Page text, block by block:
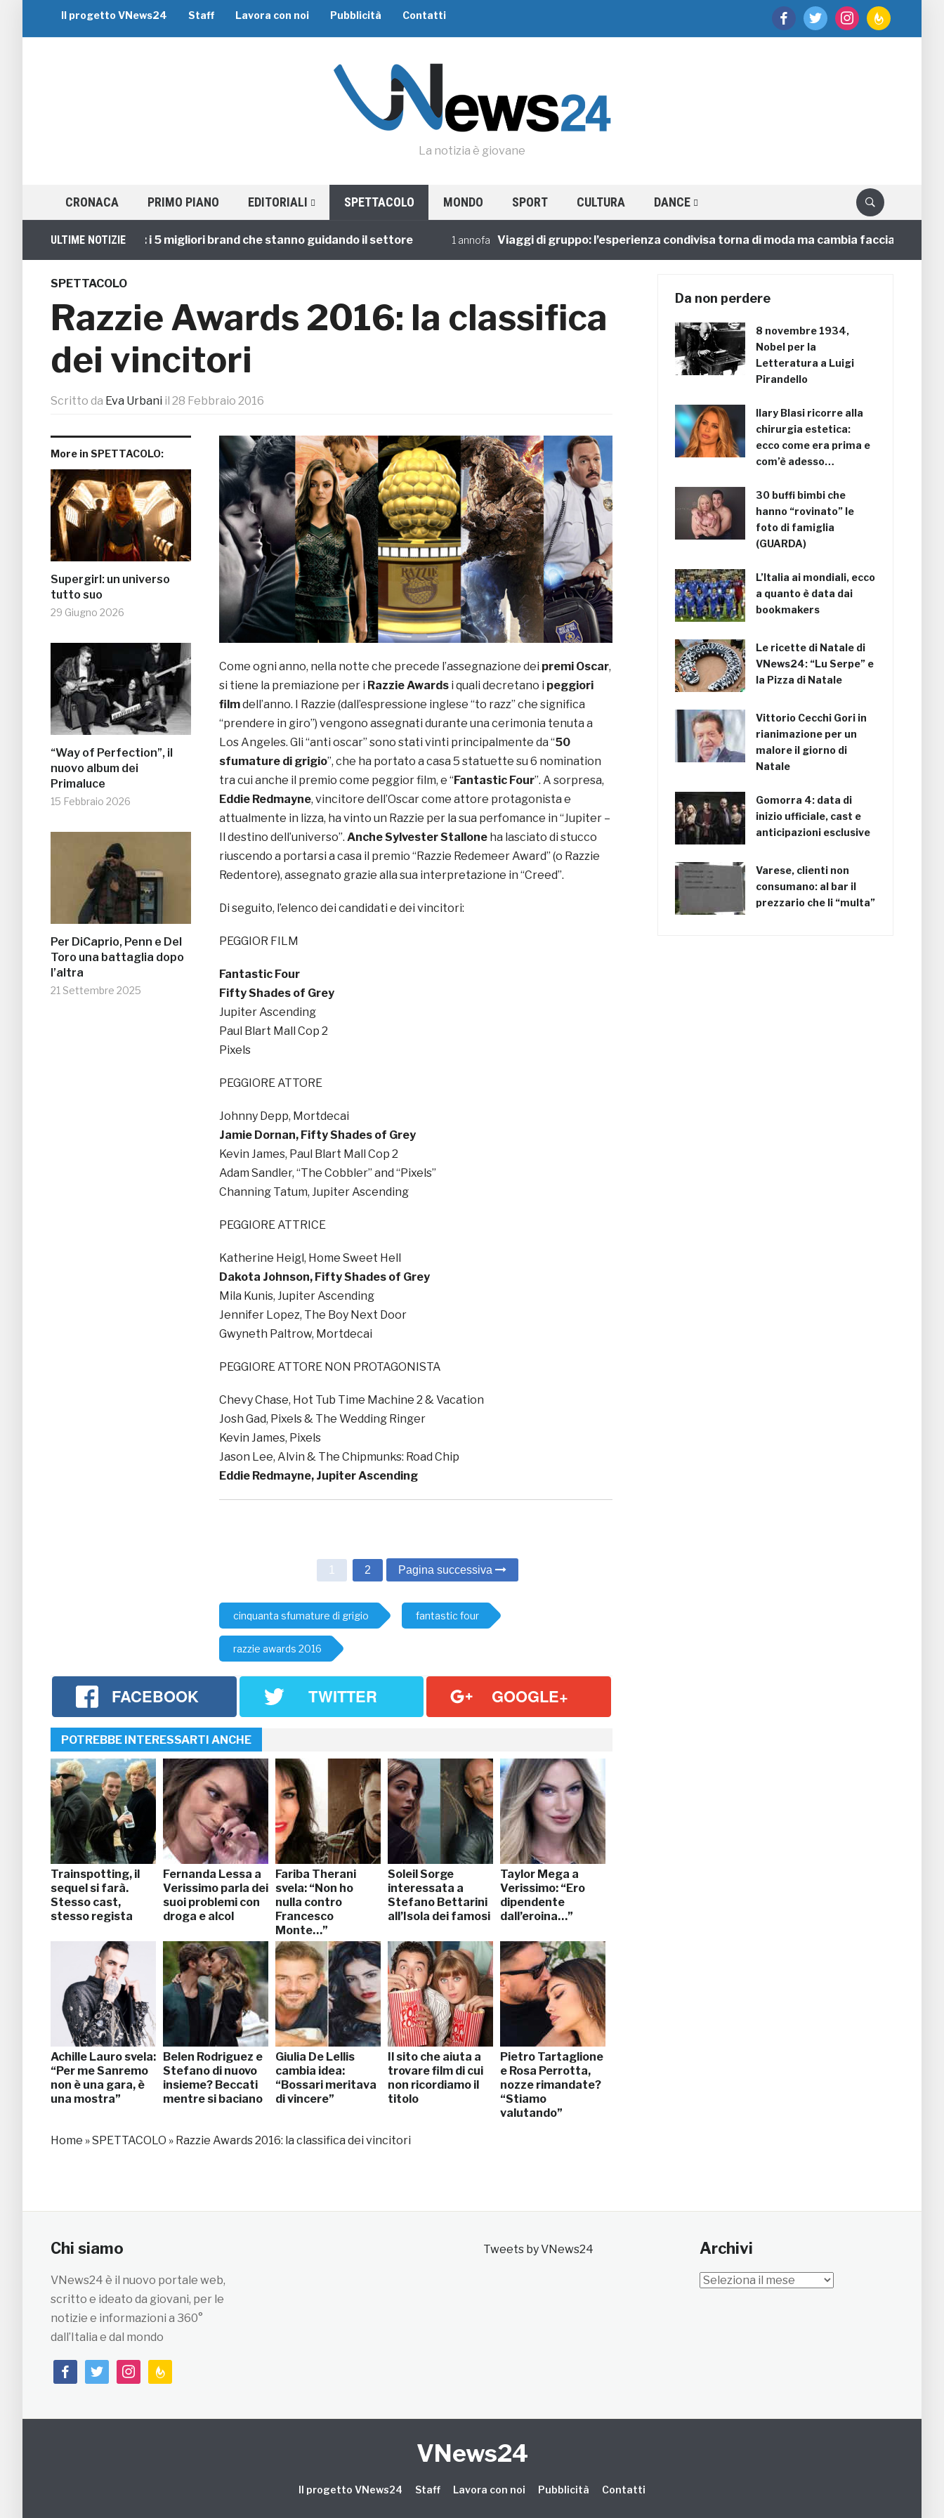
facebooktwitter instagramfeedburner
Il progetto VNews24 Staff Lavora con noi Pubblicità Contatti
La notizia è giovane
CRONACA PRIMO PIANO EDITORIALI SPETTACOLO MONDO SPORT CULTURA DANCE
ULTIME NOTIZIE
Viaggi di Gruppo: i 5 migliori brand che stanno guidando il settore 1 annofa Viaggi di gruppo: l’esperienza condivisa torna di moda ma cambia faccia
SPETTACOLO
Razzie Awards 2016: la classifica
dei vincitori
Scritto da Eva Urbani il 28 Febbraio 2016
More in SPETTACOLO:
Supergirl: un universo
tutto suo
29 Giugno 2026
“Way of Perfection”, il
nuovo album dei
Primaluce
15 Febbraio 2026
Per DiCaprio, Penn e Del
Toro una battaglia dopo
l’altra
21 Settembre 2025
Come ogni anno, nella notte che precede l’assegnazione dei premi Oscar,
si tiene la premiazione per i Razzie Awards i quali decretano i peggiori
filmdell’anno. I Razzie (dall’espressione inglese “to razz” che significa
“prendere in giro”) vengono assegnati durante una cerimonia tenuta a
Los Angeles. Gli “anti oscar” sono stati vinti principalmente da “50
sfumature di grigio”, che ha portato a casa 5 statuette su 6 nomination
tra cui anche il premio come peggior film, e “Fantastic Four”. A sorpresa,
Eddie Redmayne, vincitore dell’Oscar come attore protagonista e
attualmente in lizza, ha vinto un Razzie per la sua perfomance in “Jupiter –
Il destino dell’universo”. Anche Sylvester Stallone ha lasciato di stucco
riuscendo a portarsi a casa il premio “Razzie Redemeer Award” (o Razzie
Redentore), assegnato grazie alla sua interpretazione in “Creed”.
Di seguito, l’elenco dei candidati e dei vincitori:
PEGGIOR FILM
Fantastic Four
Fifty Shades of Grey
Jupiter Ascending
Paul Blart Mall Cop 2
Pixels
PEGGIORE ATTORE
Johnny Depp, Mortdecai
Jamie Dornan, Fifty Shades of Grey
Kevin James, Paul Blart Mall Cop 2
Adam Sandler, “The Cobbler” and “Pixels”
Channing Tatum, Jupiter Ascending
PEGGIORE ATTRICE
Katherine Heigl, Home Sweet Hell
Dakota Johnson, Fifty Shades of Grey
Mila Kunis, Jupiter Ascending
Jennifer Lopez, The Boy Next Door
Gwyneth Paltrow, Mortdecai
PEGGIORE ATTORE NON PROTAGONISTA
Chevy Chase, Hot Tub Time Machine 2 & Vacation
Josh Gad, Pixels & The Wedding Ringer
Kevin James, Pixels
Jason Lee, Alvin & The Chipmunks: Road Chip
Eddie Redmayne, Jupiter Ascending
1 2 Pagina successiva
cinquanta sfumature di grigio fantastic four
razzie awards 2016
FACEBOOK TWITTER GOOGLE+
POTREBBE INTERESSARTI ANCHE
Trainspotting, il
sequel si farà.
Stesso cast,
stesso regista
Fernanda Lessa a
Verissimo parla dei
suoi problemi con
droga e alcol
Fariba Therani
svela: “Non ho
nulla contro
Francesco
Monte…”
Soleil Sorge
interessata a
Stefano Bettarini
all’Isola dei famosi
Taylor Mega a
Verissimo: “Ero
dipendente
dall’eroina…”
Achille Lauro svela:
“Per me Sanremo
non è una gara, è
una mostra”
Belen Rodriguez e
Stefano di nuovo
insieme? Beccati
mentre si baciano
Giulia De Lellis
cambia idea:
“Bossari meritava
di vincere”
Il sito che aiuta a
trovare film di cui
non ricordiamo il
titolo
Pietro Tartaglione
e Rosa Perrotta,
nozze rimandate?
“Stiamo
valutando”
Home »SPETTACOLO » Razzie Awards 2016: la classifica dei vincitori
Da non perdere
8 novembre 1934,
Nobel per la
Letteratura a Luigi
Pirandello
Ilary Blasi ricorre alla
chirurgia estetica:
ecco come era prima e
com’è adesso…
30 buffi bimbi che
hanno “rovinato” le
foto di famiglia
(GUARDA)
L’Italia ai mondiali, ecco
a quanto è data dai
bookmakers
Le ricette di Natale di
VNews24: “Lu Serpe” e
la Pizza di Natale
Vittorio Cecchi Gori in
rianimazione per un
malore il giorno di
Natale
Gomorra 4: data di
inizio ufficiale, cast e
anticipazioni esclusive
Varese, clienti non
consumano: al bar il
prezzario che li “multa”
Chi siamo
VNews24 è il nuovo portale web,
scritto e ideato da giovani, per le
notizie e informazioni a 360°
dall’Italia e dal mondo
facebooktwitterinstagramfeedburner
Tweets by VNews24 Archivi
Archivi
VNews24
Il progetto VNews24 Staff Lavora con noi Pubblicità Contatti